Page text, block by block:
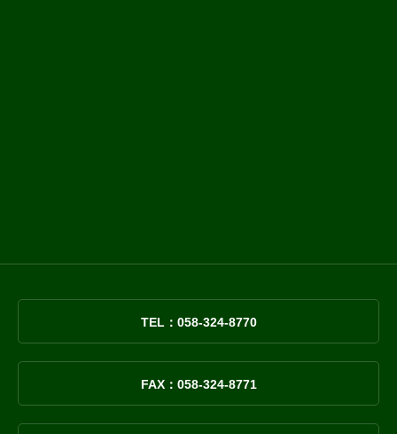
TEL：058-324-8770
FAX：058-324-8771